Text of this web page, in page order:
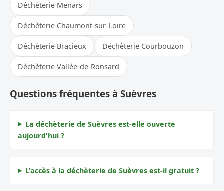
Déchèterie Menars
Déchèterie Chaumont-sur-Loire
Déchèterie Bracieux Déchèterie Courbouzon
Déchèterie Vallée-de-Ronsard
Questions fréquentes à Suèvres
La déchèterie de Suèvres est-elle ouverte
aujourd'hui ?
L'accès à la déchèterie de Suèvres est-il gratuit ?